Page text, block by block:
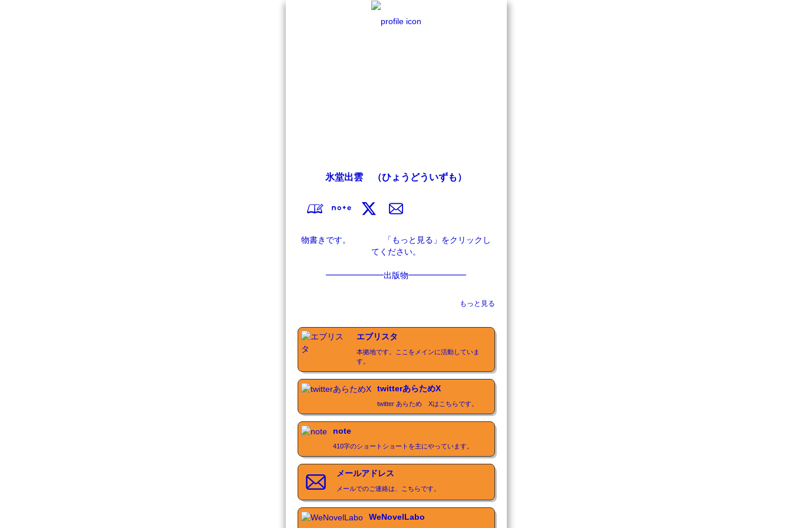
氷堂出雲 （ひょうどういずも）
物書きです。　　　　「もっと見る」をクリックし
てください。
━━━━━━━出版物━━━━━━━
2023年3月発行　410字の毎週ショートショート
「カミングアウトコンビニ」「チャリンチャリン太
郎」「鏡顔」「フシギドライバー」「株式会社のお
と」「告白雨雲」「ポケット大増殖」「ショートシ
ョート王様」「自己紹介草」「執念第一」
2023年1月31日発行　THE TANPENS
「新しい物語の始まり」　発行元:BEKKO BOOKS
2022年12月10日発行　島根文芸「聡子さんと加奈ち
━━━━━━エブリスタ以外の受賞歴━━━━━━
2023.12.25
第二回児童文学アワード2023
もっと見る
エブリスタ
本拠地です。ここをメインに活動していま
す。
twitterあらためX
twitter あらため　Xはこちらです。
note
410字のショートショートを主にやっています。
メールアドレス
メールでのご連絡は、こちらです。
WeNovelLabo